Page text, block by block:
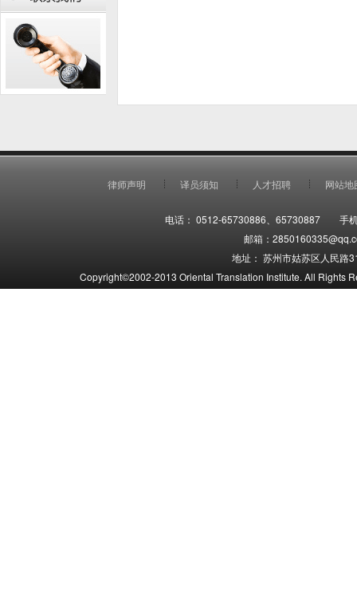
律师声明 译员须知 人才招聘 网站地
电话： 0512-65730886、65730887 手机
邮箱：
地址： 苏州市姑苏区人民路
Copyright©2002-2013 Oriental Translation Institute. All